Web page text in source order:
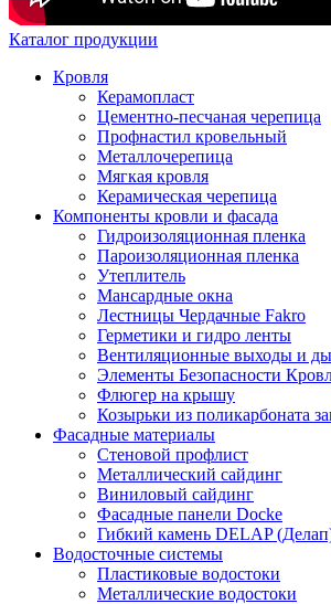
Каталог продукции
Кровля
Керамопласт
Цементно-песчаная черепица
Профнастил кровельный
Металлочерепица
Мягкая кровля
Керамическая черепица
Компоненты кровли и фасада
Гидроизоляционная пленка
Пароизоляционная пленка
Утеплитель
Мансардные окна
Лестницы Чердачные Fakro
Герметики и гидро ленты
Вентиляционные выходы и
Элементы Безопасности
Флюгер на крышу
Козырьки из поликарбоната
Фасадные материалы
Стеновой профлист
Металлический сайдинг
Виниловый сайдинг
Фасадные панели Docke
Гибкий камень DELAP
Водосточные системы
Пластиковые водостоки
Металлические водостоки